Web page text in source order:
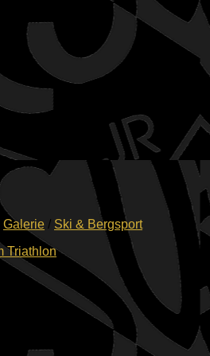
Galerie / Ski & Bergsport
Triathlon